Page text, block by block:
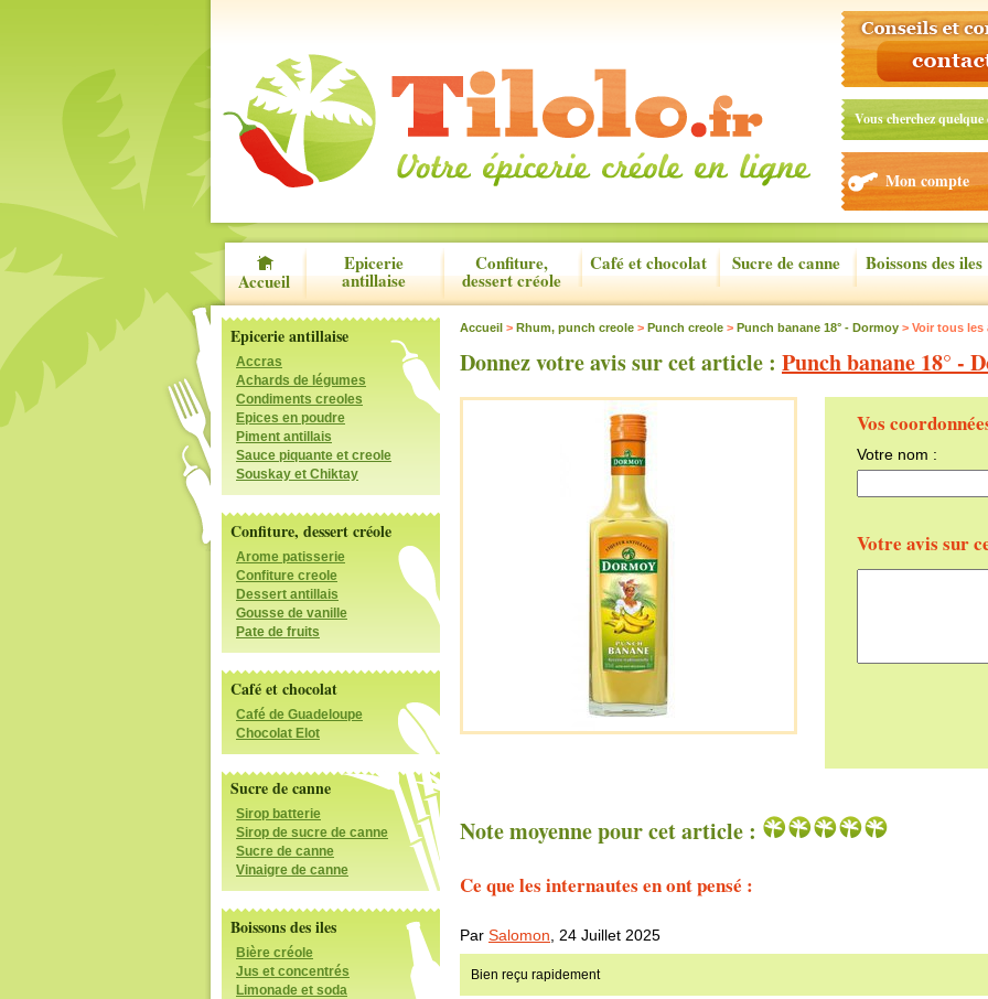
Vous cherchez quelque
Mon compte
Accueil
Epicerie
antillaise
Confiture,
dessert créole
Café et chocolat Sucre de canne Boissons des iles
Epicerie antillaise
Accras
Achards de légumes
Condiments creoles
Epices en poudre
Piment antillais
Sauce piquante et creole
Souskay et Chiktay
Confiture, dessert créole
Arome patisserie
Confiture creole
Dessert antillais
Gousse de vanille
Pate de fruits
Café et chocolat
Café de Guadeloupe
Chocolat Elot
Sucre de canne
Sirop batterie
Sirop de sucre de canne
Sucre de canne
Vinaigre de canne
Boissons des iles
Bière créole
Jus et concentrés
Limonade et soda
Accueil > Rhum, punch creole > Punch creole > Punch banane 18° - Dormoy > Voir tous les
Donnez votre avis sur cet article : Punch banane 18° -
Vos
Votre nom :
Votre avis sur
Note moyenne pour cet article :
Ce que les internautes en ont pensé :
Par Salomon 24 Juillet 2025
Bien reçu rapidement